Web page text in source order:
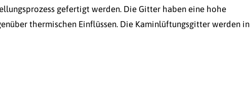
gefertigt werden. Die Gitter haben eine hohe
thermischen Einflüssen. Die Kaminlüftungsgitter werden in